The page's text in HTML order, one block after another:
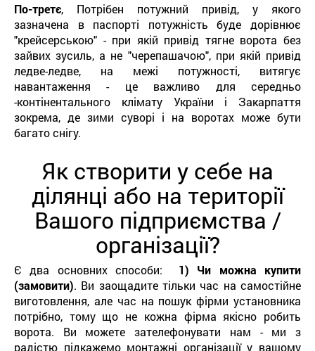
По-третє, Потрібен потужний привід, у якого
зазначена в паспорті потужність буде дорівнює
"крейсерською" - при якій привід тягне ворота без
зайвих зусиль, а не "черепашачою", при якій привід
ледве-ледве, на межі потужності, витягує
навантаження - це важливо для середньо
-контінентального клімату України і Закарпаття
зокрема, де зими суворі і на воротах може бути
багато снігу.
Як створити у себе на
ділянці або на території
Вашого підприємства /
організації?
Є два основних способи:
1) Чи можна купити
(замовити). Ви заощадите тільки час на самостійне
виготовлення, але час на пошук фірми установника
потрібно, тому що не кожна фірма якісно робить
ворота. Ви можете зателефонувати нам - ми з
радістю підкажемо монтажні організації у вашому